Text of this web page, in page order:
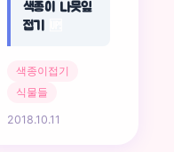
색종이 나뭇잎
접기
색종이접기
식물들
2018.10.11